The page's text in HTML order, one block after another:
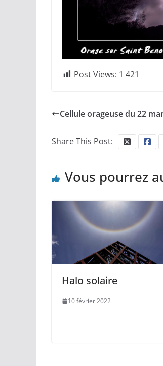
Post Views: 1 421
Cellule orageuse du 22
Share This Post:
Vous pourrez
Halo solaire
10 février 2022